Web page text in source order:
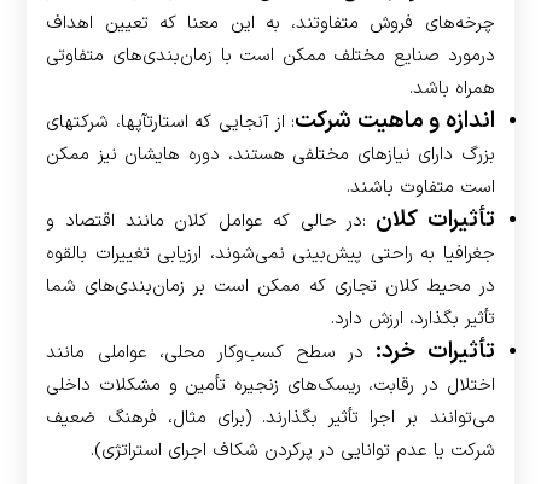
چرخه‌های فروش متفاوتند، به این معنا که تعیین اهداف
درمورد صنایع مختلف ممکن است با زمان‌بندی‌های متفاوتی
همراه باشد.
اندازه و ماهیت شرکت: از آنجایی که استارت­آپ­ها، شرکت­های
بزرگ دارای نیازهای مختلفی هستند، دوره هایشان نیز ممکن
است متفاوت باشند.
تأثیرات کلان :­در حالی که عوامل کلان مانند اقتصاد و
جغرافیا به راحتی پیش‌بینی نمی‌شوند، ارزیابی تغییرات بالقوه
در محیط کلان تجاری که ممکن است بر زمان‌بندی‌های شما
تأثیر بگذارد، ارزش دارد.
تأثیرات خرد: در سطح کسب‌وکار محلی، عواملی مانند
اختلال در رقابت، ریسک‌های زنجیره تأمین و مشکلات داخلی
می‌توانند بر اجرا تأثیر بگذارند. (برای مثال، فرهنگ ضعیف
شرکت یا عدم توانایی در پرکردن شکاف اجرای استراتژی).